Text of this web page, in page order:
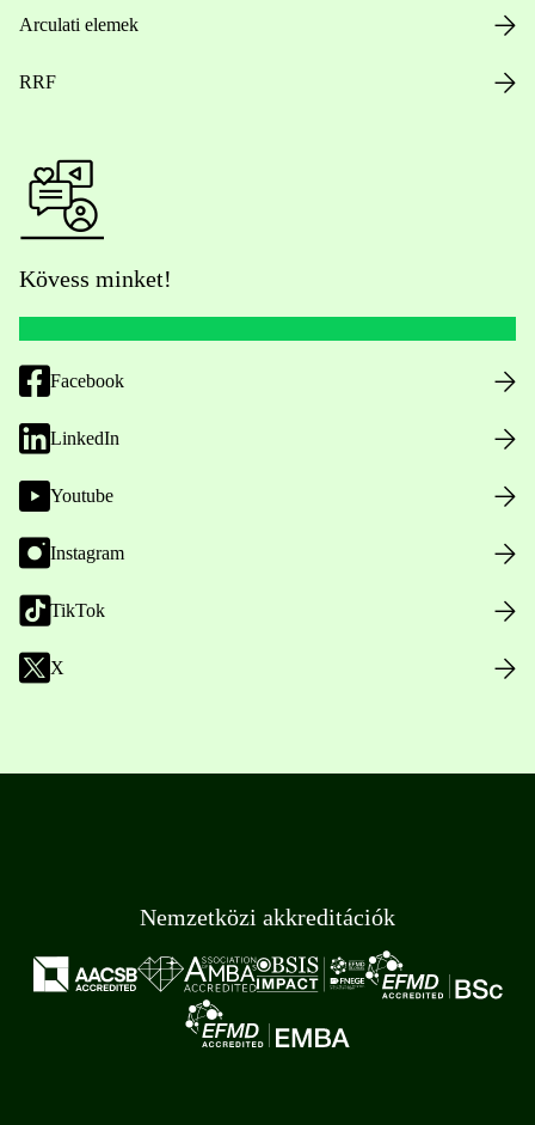
Arculati elemek
RRF
Kövess minket!
Facebook
LinkedIn
Youtube
Instagram
TikTok
X
Nemzetközi akkreditációk